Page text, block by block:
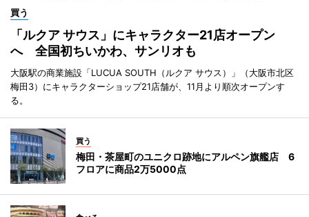
買う
「ルクア サウス」にキャラクター21店オープン
へ 全国初ちいかわ、サンリオも
大阪駅の商業施設「LUCUA SOUTH（ルクア サウス）」（大阪市北区
梅田3）にキャラクターショップ21店舗が、11月より順次オープンす
る。
買う
梅田・茶屋町のユニクロ跡地にアルペン旗艦店 6
フロアに商品2万5000点